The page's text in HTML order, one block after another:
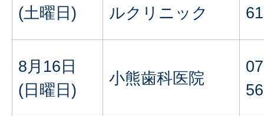
(土曜日)
ルクリニック
8月16日
(日曜日)
小熊歯科医院